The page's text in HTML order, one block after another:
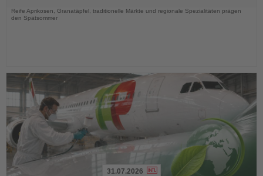
Reife Aprikosen, Granatäpfel, traditionelle Märkte und regionale Spezialitäten prägen
den Spätsommer
31.07.2026